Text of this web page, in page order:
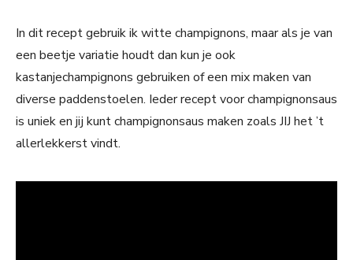
In dit recept gebruik ik witte champignons, maar als je van
een beetje variatie houdt dan kun je ook
kastanjechampignons gebruiken of een mix maken van
diverse paddenstoelen. Ieder recept voor champignonsaus
is uniek en jij kunt champignonsaus maken zoals JIJ het ’t
allerlekkerst vindt.